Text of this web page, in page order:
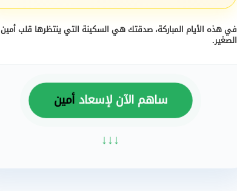
في هذه الأيام المباركة، صدقتك هي السكينة التي ينتظرها قلب أمين
الصغير.
ساهم الآن لإسعادأمين
↓↓↓